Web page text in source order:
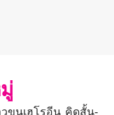
ขนเฮโรอีน คิดสั้น-